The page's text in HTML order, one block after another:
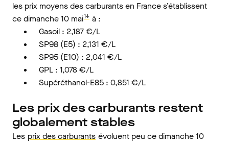
les prix moyens des carburants en France s’établissent
ce dimanche 10 mai1↓ à :
Gasoil : 2,187 €/L
SP98 (E5) : 2,131 €/L
SP95 (E10) : 2,041 €/L
GPL : 1,078 €/L
Supéréthanol-E85 : 0,851 €/L
Les prix des carburants restent
globalement stables
Les prix des carburants évoluent peu ce dimanche 10